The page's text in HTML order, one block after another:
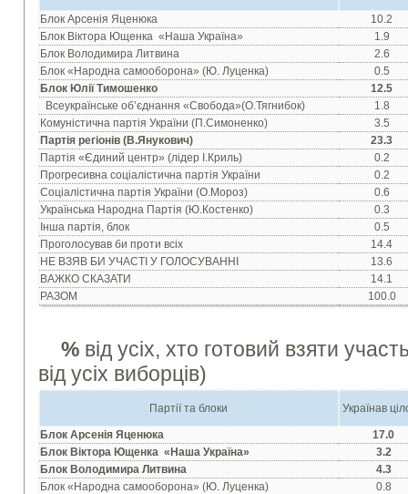
Блок Арсенія Яценюка
10.2
Блок Віктора Ющенка «Наша Україна»
1.9
Блок Володимира Литвина
2.6
Блок «Народна самооборона» (Ю. Луценка)
0.5
Блок Юлії Тимошенко
12.5
Всеукраїнське об’єднання «Свобода»(О.Тягнибок)
1.8
Комуністична партія України (П.Симоненко)
3.5
Партія регіонів (В.Янукович)
23.3
Партія «Єдиний центр» (лідер І.Криль)
0.2
Прогресивна соціалістична партія України
0.2
Соціалістична партія України (О.Мороз)
0.6
Українська Народна Партія (Ю.Костенко)
0.3
Інша партія, блок
0.5
Проголосував би проти всіх
14.4
НЕ ВЗЯВ БИ УЧАСТІ У ГОЛОСУВАННІ
13.6
ВАЖКО СКАЗАТИ
14.1
РАЗОМ
100.0
% від усіх, хто готовий взяти
від усіх виборців)
Партії та блоки Українав
Блок Арсенія Яценюка
17.0
Блок Віктора Ющенка «Наша Україна»
3.2
Блок Володимира Литвина
4.3
Блок «Народна самооборона» (Ю. Луценка)
0.8